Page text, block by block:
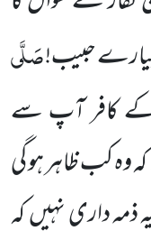
حبیب!صَلَّی
کے کافر آپ سے
کہ وہ کب ظاہر ہو گی
ذمہ داری نہیںکہ